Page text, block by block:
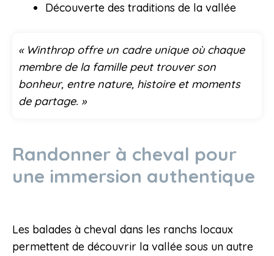
Découverte des traditions de la vallée
« Winthrop offre un cadre unique où chaque
membre de la famille peut trouver son
bonheur, entre nature, histoire et moments
de partage. »
Randonner à cheval pour
une immersion authentique
Les balades à cheval dans les ranchs locaux
permettent de découvrir la vallée sous un autre